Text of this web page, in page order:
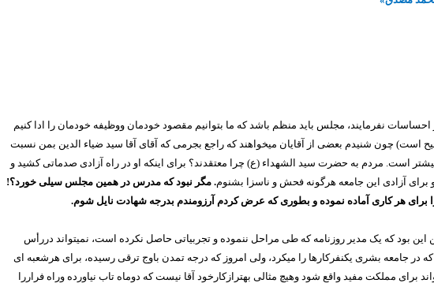
نفرمایند، مجلس باید منظم باشد که ما بتوانیم مقصود خودمان ووظیفه خودمان را ادا کنیم
است) چون شنیدم بعضی از آقایان میخواهند که راجع بجرمی که آقای آقا سید ضیاء الدین بمن نسبت
است. مردم به حضرت سید الشهداء (ع) چرا معتقدند؟ برای اینکه او در راه آزادی صدماتی کشید و
برای آزادی این جامعه هرگونه فحش و ناسزا بشنوم. مگر نبود که مدرس در همین مجلس سیلی خورد؟!
هر کاری آماده نموده و بطوری که عرض کردم آرزومندم بدرجه شهادت نایل شوم.
بود که یک مدیر روزنامه که طی مراحل ننموده و تجربیاتی حاصل نکرده است، نمیتواند دررأس
جامعه بشری یکنفرکارها را میکرد، ولی امروز که درجه تمدن باوج ترقی رسیده، برای هرشعبه ای
مملکت مفید واقع شود وهیچ مثالی بهترازکارخود آقا نیست که دوماه تاب نیاورده وراه فراررا